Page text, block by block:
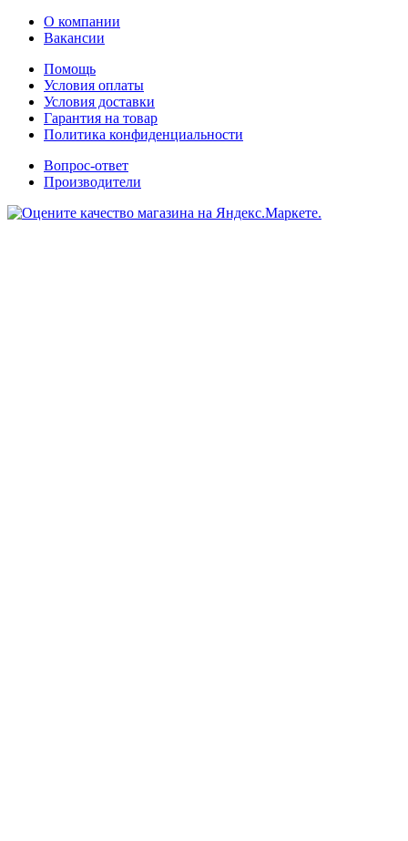
О компании
Вакансии
Помощь
Условия оплаты
Условия доставки
Гарантия на товар
Политика конфиденциальности
Вопрос-ответ
Производители